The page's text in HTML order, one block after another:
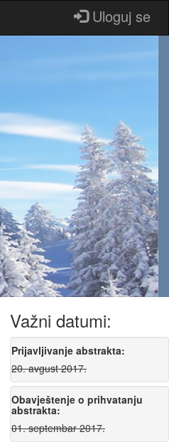
Uloguj se
Važni datumi:
Prijavljivanje abstrakta:
20. avgust 2017.
Obavještenje o prihvatanju
abstrakta:
01. septembar 2017.